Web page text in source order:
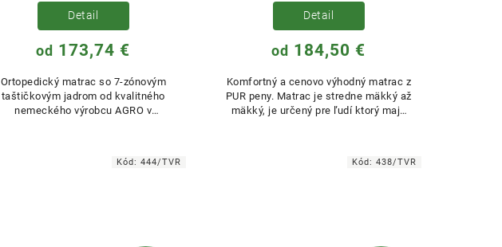
od 173,74 €
Detail
Ortopedický matrac so 7-zónovým
taštičkovým jadrom od kvalitného
nemeckého výrobcu AGRO v
od 184,50 €
Detail
Komfortný a cenovo výhodný matrac z
PUR peny. Matrac je stredne mäkký až
mäkký, je určený pre ľudí ktorý majú
Kód:444/TVR Kód:438/TVR